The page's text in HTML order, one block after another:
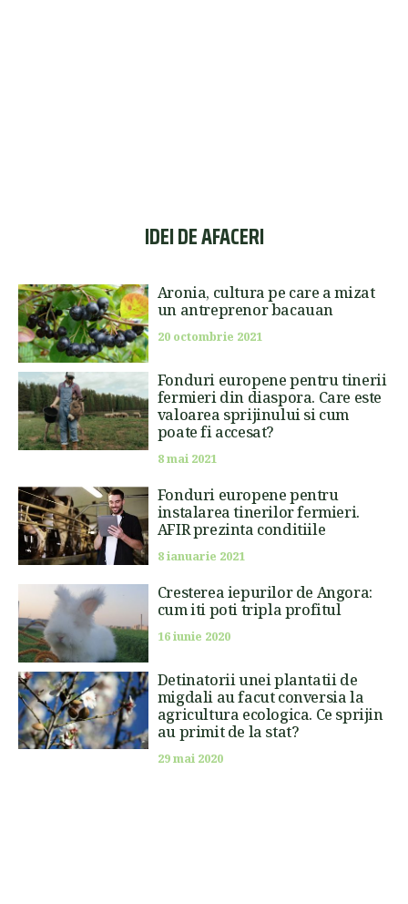
IDEI DE AFACERI
Aronia, cultura pe care a mizat
un antreprenor bacauan
20 octombrie 2021
Fonduri europene pentru tinerii
fermieri din diaspora. Care este
valoarea sprijinului si cum
poate fi accesat?
8 mai 2021
Fonduri europene pentru
instalarea tinerilor fermieri.
AFIR prezinta conditiile
8 ianuarie 2021
Cresterea iepurilor de Angora:
cum iti poti tripla profitul
16 iunie 2020
Detinatorii unei plantatii de
migdali au facut conversia la
agricultura ecologica. Ce sprijin
au primit de la stat?
29 mai 2020